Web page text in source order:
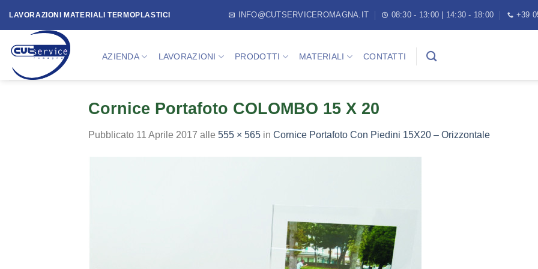
LAVORAZIONI MATERIALI TERMOPLASTICI INFO@CUTSERVICEROMAGNA.IT 08:30 - 13:00 | 14:30 - 18:00 +39
AZIENDA LAVORAZIONI PRODOTTI MATERIALI CONTATTI
Cornice Portafoto COLOMBO 15 X 20
Pubblicato 11 Aprile 2017 alle 555 × 565 in Cornice Portafoto Con Piedini 15X20 – Orizzontale